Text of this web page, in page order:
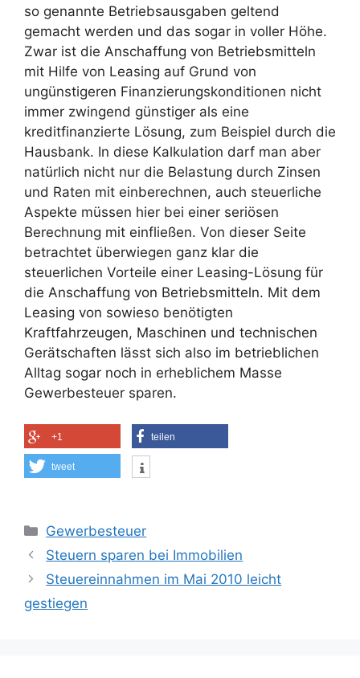
so genannte Betriebsausgaben geltend
gemacht werden und das sogar in voller Höhe.
Zwar ist die Anschaffung von Betriebsmitteln
mit Hilfe von Leasing auf Grund von
ungünstigeren Finanzierungskonditionen nicht
immer zwingend günstiger als eine
kreditfinanzierte Lösung, zum Beispiel durch die
Hausbank. In diese Kalkulation darf man aber
natürlich nicht nur die Belastung durch Zinsen
und Raten mit einberechnen, auch steuerliche
Aspekte müssen hier bei einer seriösen
Berechnung mit einfließen. Von dieser Seite
betrachtet überwiegen ganz klar die
steuerlichen Vorteile einer Leasing-Lösung für
die Anschaffung von Betriebsmitteln. Mit dem
Leasing von sowieso benötigten
Kraftfahrzeugen, Maschinen und technischen
Gerätschaften lässt sich also im betrieblichen
Alltag sogar noch in erheblichem Masse
Gewerbesteuer sparen.
+1 teilen
tweet
Kategorien
Gewerbesteuer
Steuern sparen bei Immobilien
Steuereinnahmen im Mai 2010 leicht
gestiegen